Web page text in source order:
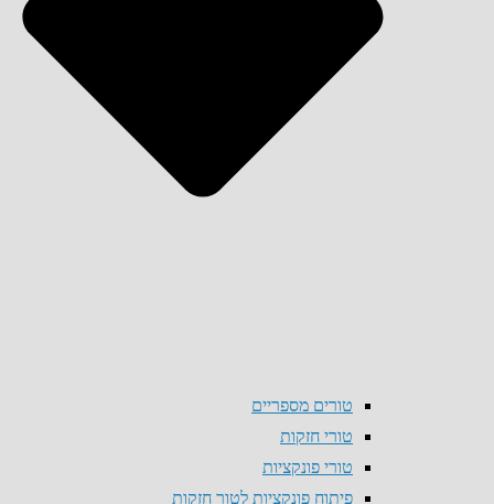
טורים מספריים
טורי חזקות
טורי פונקציות
פיתוח פונקציות לטור חזקות